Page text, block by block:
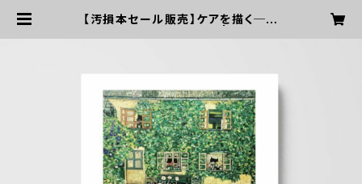
【汚損本セール販売】ケアを描く──